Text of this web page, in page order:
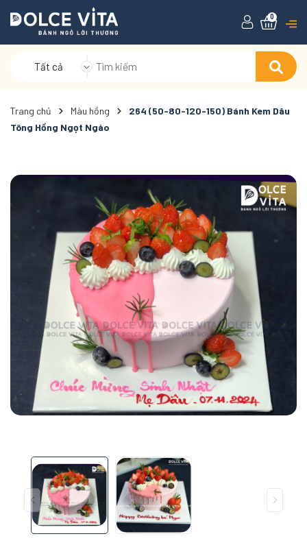
Tất cả
0
Trang chủ Màu hồng
264 (50-80-120-150) Bánh Kem Dâu
Tông Hồng Ngọt Ngào